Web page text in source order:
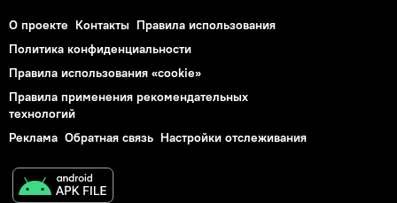
О проекте Контакты Правила использования
Политика конфиденциальности
Правила использования «cookie»
Правила применения рекомендательных
технологий
Реклама Обратная связь Настройки отслеживания